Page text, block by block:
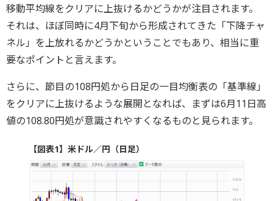
移動平均線をクリアに上抜けるかどうかが注目されます。
それは、ほぼ同時に4月下旬から形成されてきた「下降チャ
ネル」を上放れるかどうかということでもあり、相当に重
要なポイントと言えます。
さらに、節目の108円処から日足の一目均衡表の「基準線」
をクリアに上抜けるような展開となれば、まずは6月11日高
値の108.80円処が意識されやすくなるものと見られます。
【図表1】米ドル／円（日足）